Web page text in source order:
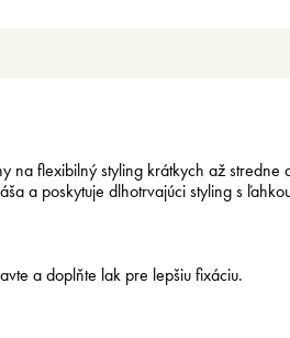
na flexibilný styling krátkych až
a poskytuje dlhotrvajúci styling s
a doplňte lak pre lepšiu fixáciu.